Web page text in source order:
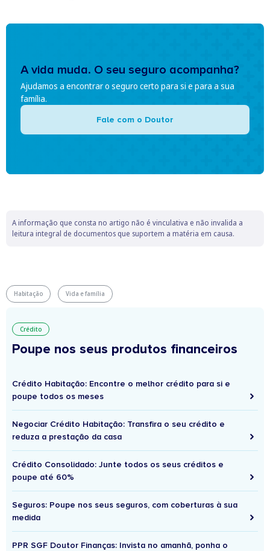
A vida muda. O seu seguro acompanha?
Ajudamos a encontrar o seguro certo para si e para a sua
família.
Fale com o Doutor
A informação que consta no artigo não é vinculativa e não invalida a
leitura integral de documentos que suportem a matéria em causa.
Habitação Vida e família
Crédito
Poupe nos seus produtos financeiros
Crédito Habitação: Encontre o melhor crédito para si e
poupe todos os meses
Negociar Crédito Habitação: Transfira o seu crédito e
reduza a prestação da casa
Crédito Consolidado: Junte todos os seus créditos e
poupe até 60%
Seguros: Poupe nos seus seguros, com coberturas à sua
medida
PPR SGF Doutor Finanças: Invista no amanhã, ponha o